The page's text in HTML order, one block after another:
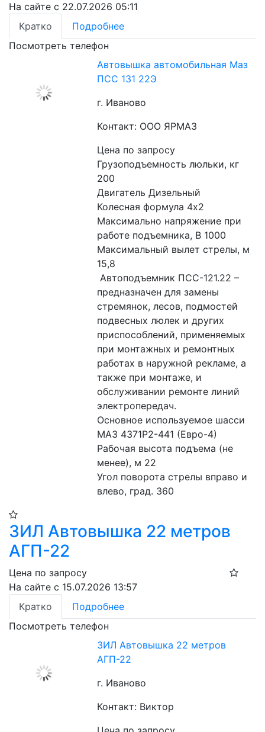
На сайте с 22.07.2026 05:11
Кратко
Подробнее
Посмотреть телефон
Автовышка автомобильная Маз
ПСС 131 22Э
г. Иваново
Контакт: ООО ЯРМАЗ
Цена по запросу
Грузоподъемность люльки, кг
200
Двигатель Дизельный
Колесная формула 4х2
Максимально напряжение при
работе подъемника, В 1000
Максимальный вылет стрелы, м
15,8
Автоподъемник ПСС-121.22 –
предназначен для замены
стремянок, лесов, подмостей
подвесных люлек и других
приспособлений, применяемых
при монтажных и ремонтных
работах в наружной рекламе, а
также при монтаже, и
обслуживании ремонте линий
электропередач.
Основное используемое шасси
МАЗ 4371Р2-441 (Евро-4)
Рабочая высота подъема (не
менее), м 22
Угол поворота стрелы вправо и
влево, град. 360
ЗИЛ Автовышка 22 метров
АГП-22
Цена по запросу
На сайте с 15.07.2026 13:57
Кратко
Подробнее
Посмотреть телефон
ЗИЛ Автовышка 22 метров
АГП-22
г. Иваново
Контакт: Виктор